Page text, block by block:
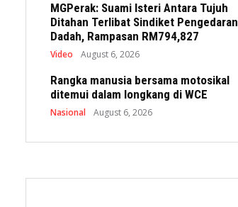
MGPerak: Suami Isteri Antara Tujuh
Ditahan Terlibat Sindiket Pengedaran
Dadah, Rampasan RM794,827
Video August 6, 2026
Rangka manusia bersama motosikal
ditemui dalam longkang di WCE
Nasional August 6, 2026